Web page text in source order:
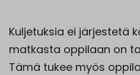
Kuljetuksia ei järjestetä
matkasta oppilaan on
Tämä tukee myös